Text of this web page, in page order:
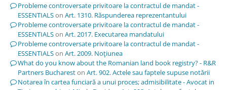
Probleme controversate privitoare la contractul de mandat -
ESSENTIALSon Art. 1310. Răspunderea reprezentantului
Probleme controversate privitoare la contractul de mandat -
ESSENTIALSon Art. 2017. Executarea mandatului
Probleme controversate privitoare la contractul de mandat -
ESSENTIALSon Art. 2009. Noţiunea
What do you know about the Romanian land book registry? - R&R
Partners Buchareston Art. 902. Actele sau faptele supuse notării
Notarea în cartea funciară a unui proces; admisibilitate - Avocat in